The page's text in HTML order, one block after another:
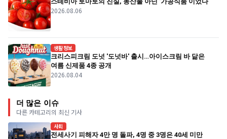
2026.08.06
생활정보
크리스피크림 도넛 '도넛바' 출시…아이스크림 바 닮은
여름 신제품 4종 공개
2026.08.04
더 많은 이슈
다른 카테고리의 최신 기사
사회
전세사기 피해자 4만 명 돌파, 4명 중 3명은 40세 미만